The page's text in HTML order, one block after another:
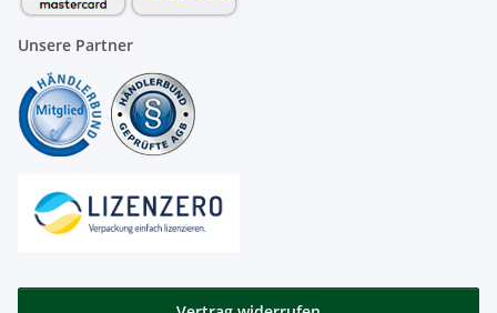
Unsere Partner